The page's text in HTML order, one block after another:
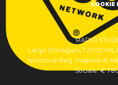
COOKIE
RADIO
Largo Donegani, 1 20121
Iscrizione Reg. Imprese di
Sociale: €